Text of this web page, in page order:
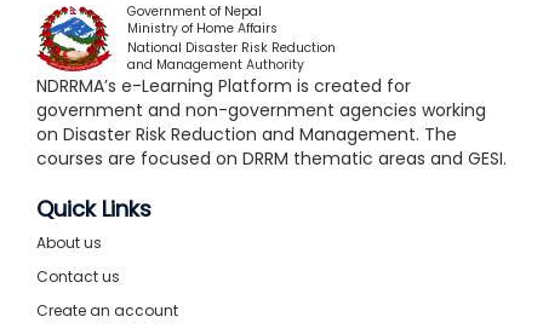
Government of Nepal
Ministry of Home Affairs
National Disaster Risk Reduction
and Management Authority
NDRRMA’s e-Learning Platform is created for
government and non-government agencies working
on Disaster Risk Reduction and Management. The
courses are focused on DRRM thematic areas and GESI.
Quick Links
About us
Contact us
Create an account